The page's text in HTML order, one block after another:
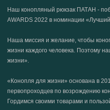
Наш конопляный рюкзак ПАТАН -
AWARDS 2022 в номинации «Лучший
Наша миссия и желание, чтобы
жизни каждого человека. Поэтому
жизни».
«Конопля для жизни» основана в
первопроходцев по возрождению
Гордимся своими товарами и